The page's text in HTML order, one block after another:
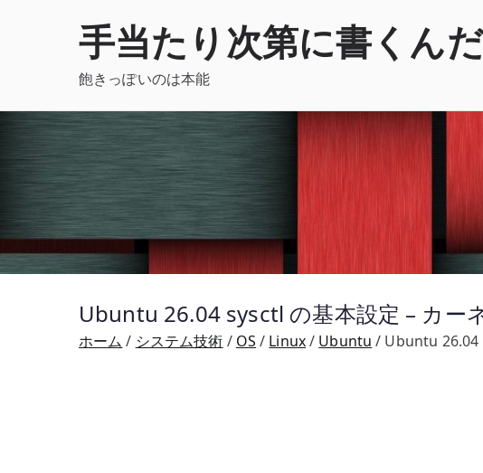
手当たり次第に書くんだ
飽きっぽいのは本能
Ubuntu 26.04 sysctl の基本設定 – カー
ホーム システム技術 OS Linux Ubuntu Ubuntu 26.04